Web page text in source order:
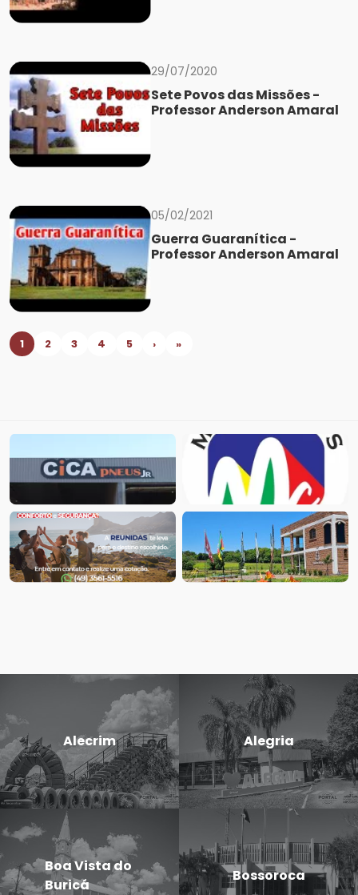
29/07/2020
Sete Povos das Missões -
Professor Anderson Amaral
05/02/2021
Guerra Guaranítica -
Professor Anderson Amaral
1 2 3 4 5 › »
Alecrim Alegria
Boa Vista do
Buricá
Bossoroca